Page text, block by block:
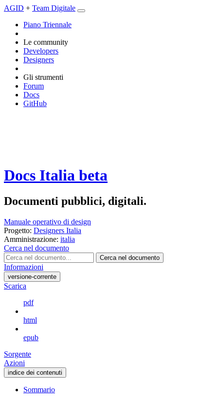
AGID + Team Digitale
Piano Triennale
Le community
Developers
Designers
Gli strumenti
Forum
Docs
GitHub
Docs Italia beta
Documenti pubblici, digitali.
Manuale operativo di design
Progetto: Designers Italia
Amministrazione: italia
Cerca nel documento
Cerca nel documento
Informazioni
versione-corrente
Scarica
pdf
html
epub
Sorgente
Azioni
indice dei contenuti
Sommario